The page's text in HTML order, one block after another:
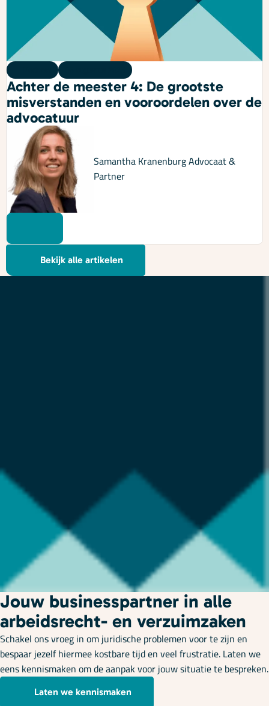
Achter de meester 4: De grootste
misverstanden en vooroordelen over de
advocatuur
Samantha KranenburgAdvocaat &
Partner
Bekijk alle artikelen
Jouw businesspartner in alle
arbeidsrecht- en verzuimzaken
Schakel ons vroeg in om juridische problemen voor te zijn en
bespaar jezelf hiermee kostbare tijd en veel frustratie. Laten we
eens kennismaken om de aanpak voor jouw situatie te bespreken.
Laten we kennismaken